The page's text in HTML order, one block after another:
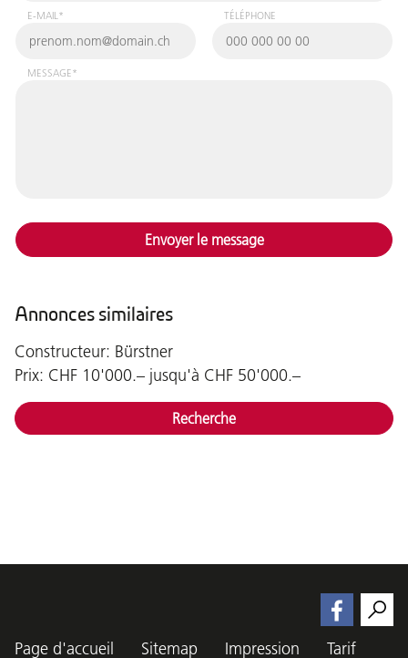
E-MAIL* TÉLÉPHONE
MESSAGE*
Envoyer le message
Annonces similaires
Constructeur: Bürstner
Prix: CHF 10'000.– jusqu'à CHF 50'000.–
Recherche
Page d'accueil Sitemap Impression Tarif